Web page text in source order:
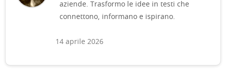
aziende. Trasformo le idee in testi che
connettono, informano e ispirano.
14 aprile 2026